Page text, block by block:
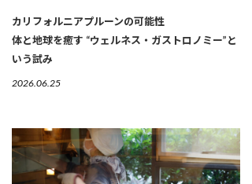
カリフォルニアプルーンの可能性
体と地球を癒す “ウェルネス・ガストロノミー”と
いう試み
2026.06.25